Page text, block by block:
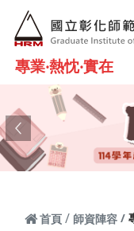
跳到主要內容
專業‧熱忱‧實在
Previous
首頁 師資陣容